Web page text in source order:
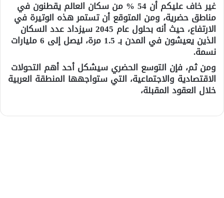
غير خاف عليكم أن 54 % من سكان العالم يقطنون في
مناطق حضرية، ومن المتوقع أن تستمر هذه الوتيرة في
الارتفاع، حيث أنه بحلول عام 2045 سيزداد عدد السكان
الذين يعيشون في المدن بـ 1.5 مرة، ليصل إلى 6 مليارات
نسمة.
ومن ثم، فإن التوسع الحضري سيشكل أحد أهم التحولات
الاقتصادية والاجتماعية، التي ستواجهها المنطقة العربية
خلال العقود المقبلة،